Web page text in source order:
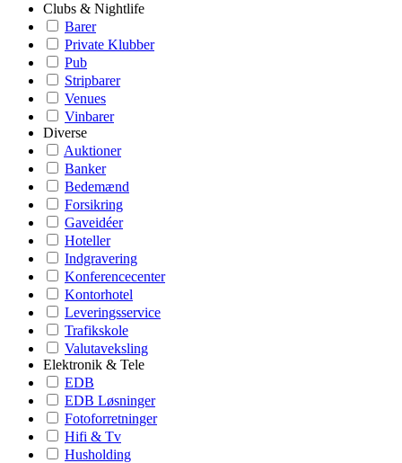
Clubs & Nightlife
Barer
Private Klubber
Pub
Stripbarer
Venues
Vinbarer
Diverse
Auktioner
Banker
Bedemænd
Forsikring
Gaveidéer
Hoteller
Indgravering
Konferencecenter
Kontorhotel
Leveringsservice
Trafikskole
Valutaveksling
Elektronik & Tele
EDB
EDB Løsninger
Fotoforretninger
Hifi & Tv
Husholding